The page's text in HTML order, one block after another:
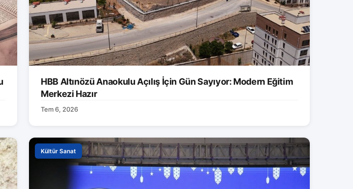
HBB Altınözü Anaokulu Açılış İçin Gün Sayıyor: Modern Eğitim
Merkezi Hazır
Tem 6, 2026
Kültür Sanat